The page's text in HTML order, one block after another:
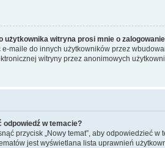
użytkownika witryna prosi mnie o
maile do innych użytkowników przez
witryny przez anonimowych
odpowiedź w temacie?
przycisk „Nowy temat”, aby odpowiedzieć
jest wyświetlana lista uprawnień